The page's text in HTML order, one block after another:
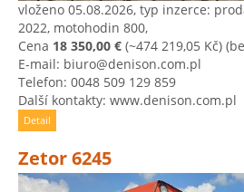
vloženo 05.08.2026, typ inzerce:
2022, motohodin 800,
Cena 18 350,00 € (~474 219,05 Kč)
E-mail: biuro@denison.com.pl
Telefon: 0048 509 129 859
Další kontakty: www.denison.com.pl
Detail
Zetor 6245